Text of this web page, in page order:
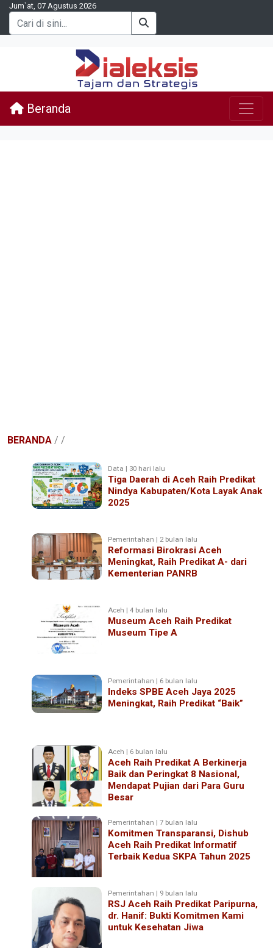
Jum`at, 07 Agustus 2026
Beranda
BERANDA / /
Data | 30 hari lalu
Tiga Daerah di Aceh Raih Predikat
Nindya Kabupaten/Kota Layak Anak
2025
Pemerintahan | 2 bulan lalu
Reformasi Birokrasi Aceh
Meningkat, Raih Predikat A- dari
Kementerian PANRB
Aceh | 4 bulan lalu
Museum Aceh Raih Predikat
Museum Tipe A
Pemerintahan | 6 bulan lalu
Indeks SPBE Aceh Jaya 2025
Meningkat, Raih Predikat “Baik”
Aceh | 6 bulan lalu
Aceh Raih Predikat A Berkinerja
Baik dan Peringkat 8 Nasional,
Mendapat Pujian dari Para Guru
Besar
Pemerintahan | 7 bulan lalu
Komitmen Transparansi, Dishub
Aceh Raih Predikat Informatif
Terbaik Kedua SKPA Tahun 2025
Pemerintahan | 9 bulan lalu
RSJ Aceh Raih Predikat Paripurna,
dr. Hanif: Bukti Komitmen Kami
untuk Kesehatan Jiwa